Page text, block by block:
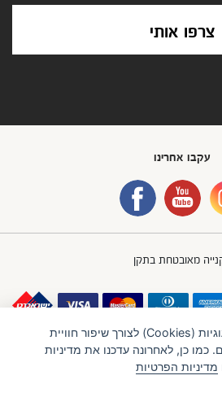
צרפו אותי
עקבו אחרינו
מאובטחת בתקן
תנאי שימוש
אנו עושים שימוש בקובצי עוגיות (Cookies) לצורך שיפור חוויית
כמו כן, לאחרונה עדכנו את מדיניות
מדיניות הפרטיות